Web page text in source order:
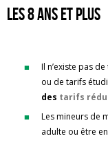
Les 8 ans et plus
Il n’existe pas
ou de tarifs
des tarifs
Les mineurs de
adulte ou être